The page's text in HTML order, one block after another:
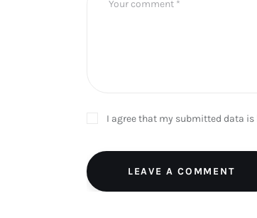
I agree that my submitted data
LEAVE A COMMENT